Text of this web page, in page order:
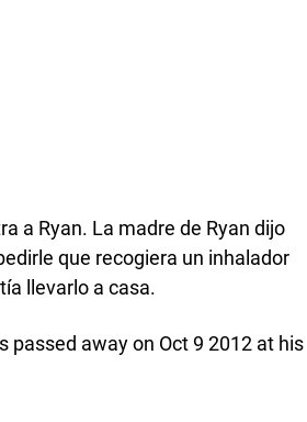
a Ryan. La madre de Ryan dijo
que recogiera un inhalador
llevarlo a casa.
passed away on Oct 9 2012 at his